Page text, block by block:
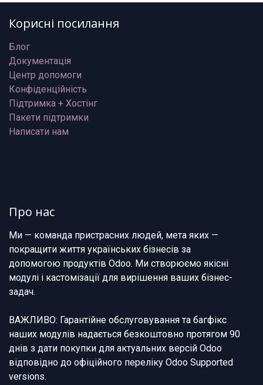
Корисні посилання
Блог
Документація
Центр допомоги
Конфіденційність
Підтримка + Хостінг
Пакети підтримки
Написати нам
Про нас
Ми — команда пристрасних людей, мета яких —
покращити життя українських бізнесів за
допомогою продуктів Odoo. Ми створюємо якісні
модулі і кастомізації для вирішення ваших бізнес-
задач.
ВАЖЛИВО: Гарантійне обслуговування та багфікс
наших модулів надається безкоштовно протягом 90
днів з дати покупки для актуальних версій Odoo
відповідно до офіційного переліку Odoo Supported
versions.